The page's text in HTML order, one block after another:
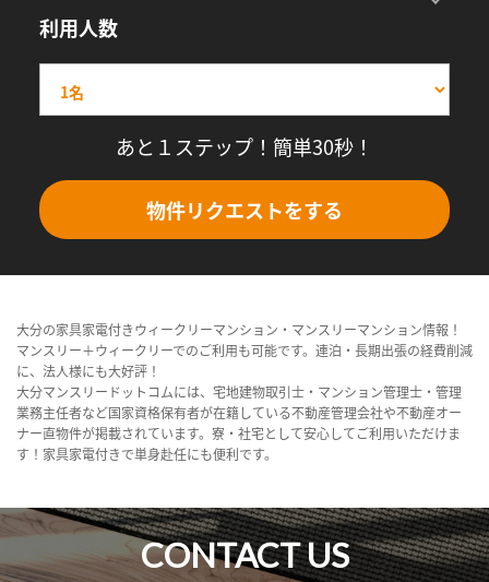
利用人数
あと１ステップ！簡単30秒！
物件リクエストをする
大分の家具家電付きウィークリーマンション・マンスリーマンション情報！
マンスリー＋ウィークリーでのご利用も可能です。連泊・長期出張の経費削減
に、法人様にも大好評！
大分マンスリードットコムには、宅地建物取引士・マンション管理士・管理
業務主任者など国家資格保有者が在籍している不動産管理会社や不動産オー
ナー直物件が掲載されています。寮・社宅として安心してご利用いただけま
す！家具家電付きで単身赴任にも便利です。
CONTACT US